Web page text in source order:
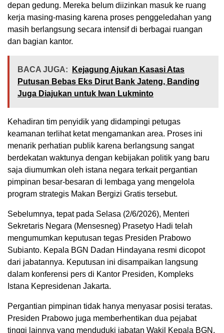
depan gedung. Mereka belum diizinkan masuk ke ruang
kerja masing-masing karena proses penggeledahan yang
masih berlangsung secara intensif di berbagai ruangan
dan bagian kantor.
BACA JUGA:
Kejagung Ajukan Kasasi Atas
Putusan Bebas Eks Dirut Bank Jateng, Banding
Juga Diajukan untuk Iwan Lukminto
Kehadiran tim penyidik yang didampingi petugas
keamanan terlihat ketat mengamankan area. Proses ini
menarik perhatian publik karena berlangsung sangat
berdekatan waktunya dengan kebijakan politik yang baru
saja diumumkan oleh istana negara terkait pergantian
pimpinan besar-besaran di lembaga yang mengelola
program strategis Makan Bergizi Gratis tersebut.
Sebelumnya, tepat pada Selasa (2/6/2026), Menteri
Sekretaris Negara (Mensesneg) Prasetyo Hadi telah
mengumumkan keputusan tegas Presiden Prabowo
Subianto. Kepala BGN Dadan Hindayana resmi dicopot
dari jabatannya. Keputusan ini disampaikan langsung
dalam konferensi pers di Kantor Presiden, Kompleks
Istana Kepresidenan Jakarta.
Pergantian pimpinan tidak hanya menyasar posisi teratas.
Presiden Prabowo juga memberhentikan dua pejabat
tinggi lainnya yang menduduki jabatan Wakil Kepala BGN,